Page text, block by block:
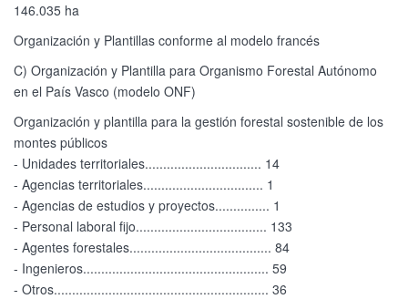
146.035 ha
Organización y Plantillas conforme al modelo francés
C) Organización y Plantilla para Organismo Forestal Autónomo
en el País Vasco (modelo ONF)
Organización y plantilla para la gestión forestal sostenible de los
montes públicos
- Unidades territoriales................................ 14
- Agencias territoriales................................. 1
- Agencias de estudios y proyectos............... 1
- Personal laboral fijo.................................... 133
- Agentes forestales....................................... 84
- Ingenieros................................................... 59
- Otros........................................................... 36